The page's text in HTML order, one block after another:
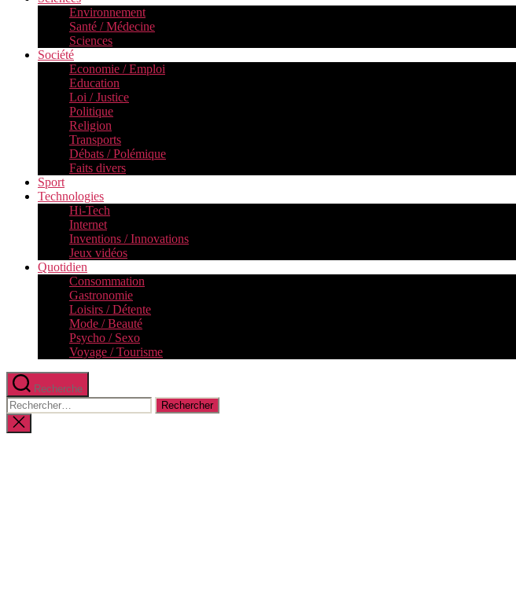
Environnement
Santé / Médecine
Sciences
Société
Economie / Emploi
Education
Loi / Justice
Politique
Religion
Transports
Débats / Polémique
Faits divers
Sport
Technologies
Hi-Tech
Internet
Inventions / Innovations
Jeux vidéos
Quotidien
Consommation
Gastronomie
Loisirs / Détente
Mode / Beauté
Psycho / Sexo
Voyage / Tourisme
Recherche
Rechercher :
Fermer
la